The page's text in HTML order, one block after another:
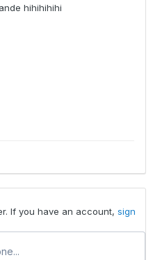
hihihihihi
If you have an account, sign